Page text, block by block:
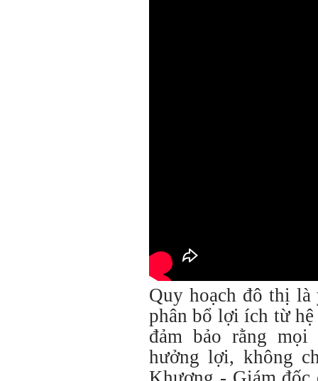
Quy hoạch đô thị
phân bổ lợi ích từ
đảm bảo rằng
hưởng lợi, không